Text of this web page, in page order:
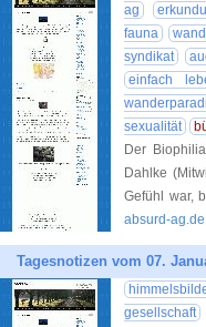
ag
fauna
syndikat
einfach
sexualität
Der
Dahlke
Gefühl war,
absurd-ag.de
Tagesnotizen vom 07.
gesellschaft